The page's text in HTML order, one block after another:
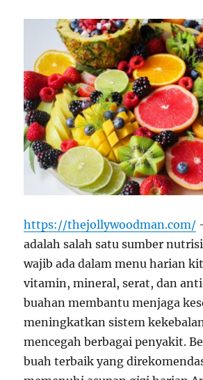
https://thejollywoodman.com/
adalah salah satu sumber
wajib ada dalam menu harian
vitamin, mineral, serat, dan
buahan membantu menjaga
meningkatkan sistem
mencegah berbagai penyakit.
buah terbaik yang